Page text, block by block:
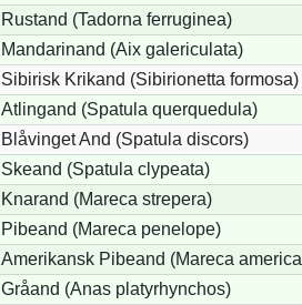
Rustand (Tadorna ferruginea)
Mandarinand (Aix galericulata)
Sibirisk Krikand (Sibirionetta formosa)
Atlingand (Spatula querquedula)
Blåvinget And (Spatula discors)
Skeand (Spatula clypeata)
Knarand (Mareca strepera)
Pibeand (Mareca penelope)
Amerikansk Pibeand (Mareca
Gråand (Anas platyrhynchos)